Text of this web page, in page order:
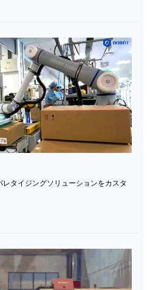
タイジングソリューションをカスタ